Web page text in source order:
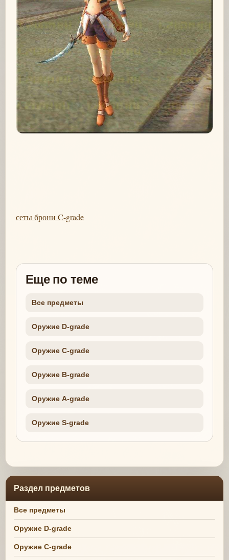
сеты брони C-grade
Еще по теме
Все предметы
Оружие D-grade
Оружие C-grade
Оружие B-grade
Оружие A-grade
Оружие S-grade
Раздел предметов
Все предметы
Оружие D-grade
Оружие C-grade